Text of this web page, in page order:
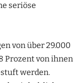
seriöse
von über 29.000
Prozent von ihnen
werden.